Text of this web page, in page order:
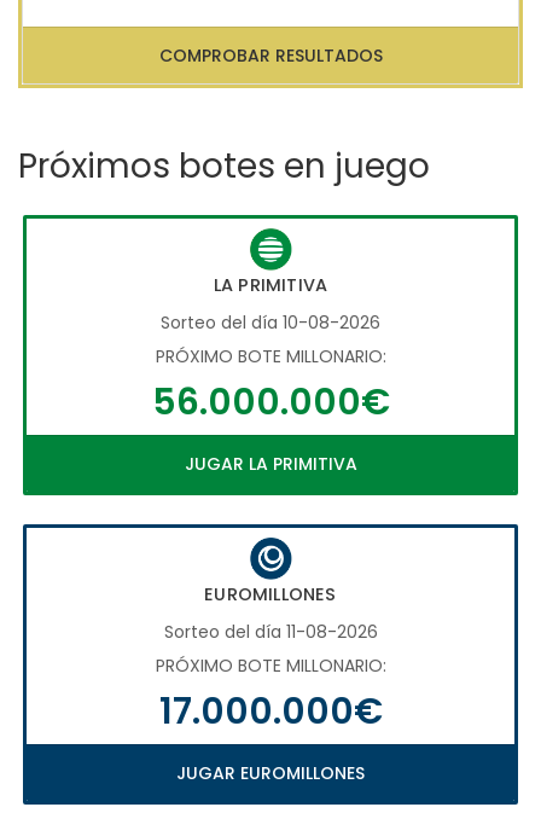
COMPROBAR RESULTADOS
Próximos botes en juego
LA PRIMITIVA
Sorteo del día 10-08-2026
PRÓXIMO BOTE MILLONARIO:
56.000.000€
JUGAR LA PRIMITIVA
EUROMILLONES
Sorteo del día 11-08-2026
PRÓXIMO BOTE MILLONARIO:
17.000.000€
JUGAR EUROMILLONES